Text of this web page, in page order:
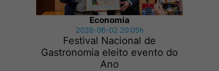
Economia
2026-06-02 20:05h
Festival Nacional de
Gastronomia eleito evento do
Ano